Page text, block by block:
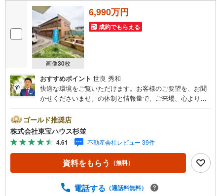
画像30枚
6,990万円
成約でもらえる
おすすめポイント 世良 秀和
快適な環境をご覧いただけます。お客様のご要望を、お聞
かせくださいませ。の体制と情報量で、ご来場、心よりお
「未来カレンダー」のご提案。・ 未来に起こるであろうご
自宅リフォームをオンライン上でご提案「ミラカレクラ
ブ」。・ 不動産売却時、ご自宅を綺麗にかつ瀟洒にさせる
CG加工ホームステイジングサービス。・ 購入者様へ、税
理士による確定申告の無料セミナーをご招待いたします。
◆ご予約に際して◆日時のご希望をお伝えください。（も
（居住中物件）の手配が必要な場合がございますのでご容
ゴールド推奨店
株式会社東宝ハウス杉並
4.61 不動産会社レビュー 39件
資料をもらう （無料）
電話する （通話料無料）